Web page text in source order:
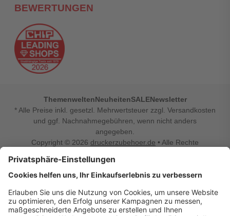
BEWERTUNGEN
ThemenweltenNeuheitenSALENewsletter
* Alle Preise inkl. gesetzl. Mehrwertsteuer zzgl. Versandkosten
und ggf. Nachnahmegebühren, wenn nicht anders
angegeben.
Copyright © 2026 druckerzubehoer.de • Alle Rechte
Vertrag widerrufen
Druckerzubehoer.de – preiswerte Qualität für Ihr Office
Sie sind auf der Suche nach dem passenden Druckerzubehör
oder Zubehör für das Büro, den Computer oder Ihr
Smartphone? Dann sind Sie bei Druckerzubehoer.de genau